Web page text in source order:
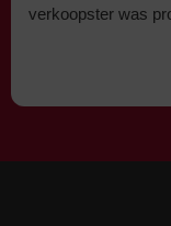
verkoopster was